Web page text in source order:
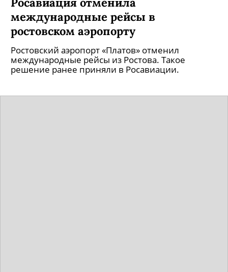
международные рейсы в
ростовском аэропорту
Ростовский аэропорт «Платов» отменил
международные рейсы из Ростова. Такое
решение ранее приняли в Росавиации.